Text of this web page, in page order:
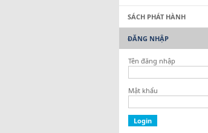
SÁCH PHÁT HÀNH
ĐĂNG NHẬP
Tên đăng nhập
Mật khẩu